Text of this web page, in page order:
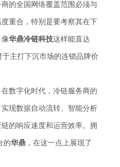
商的全国网络覆盖范围必须与
重合，特别是要考察其在下
像华鼎冷链科技这样能直达
主打下沉市场的连锁品牌价
在数字化时代，冷链服务商的
现数据自动流转、智能分析
的响应速度和运营效率。拥
的华鼎 ，在这一点上展现了